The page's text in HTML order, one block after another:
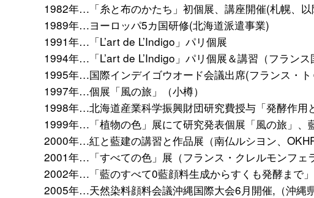
1982年…「糸と布のかたち」初個展、講座開催(札幌、
1989年…ヨーロッパ5カ国研修(北海道派遣事業)
1991年…「L’art de L’Indigo 」パリ個展
1994年…「L’art de L’Indigo 」パリ個展＆講習（フランス
1995年…国際インデイゴウオード会議出席(フランス・
1997年…個展「風の旅」（小樽）
1998年…北海道産業科学振興財団研究費授与「発酵作用
1999年…「植物の色」展にて研究発表個展「風の旅」、
2000年…紅と藍建の講習と作品展（南仏ルシヨン、
2001年…「すべての色」展（フランス・クレルモンフェ
2002年…「藍のすべて0藍顔料生成からすくも発酵まで
2005年…天然染料顔料会議沖縄国際大会6月開催,（沖縄